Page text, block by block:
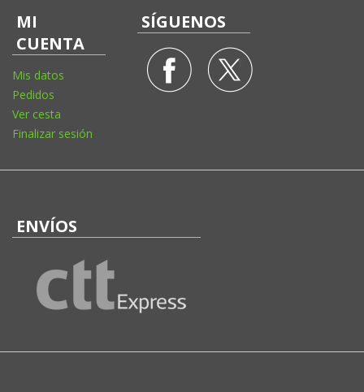
MI
CUENTA
Mis datos
Pedidos
Ver cesta
Finalizar sesión
SÍGUENOS
ENVÍOS